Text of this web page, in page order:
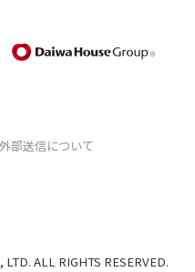
部送信について
ALL RIGHTS RESERVED.